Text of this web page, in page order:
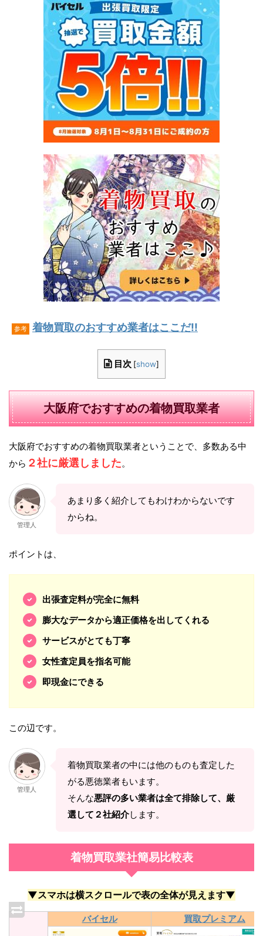
参考 着物買取のおすすめ業者はここだ!!
目次 [show]
大阪府でおすすめの着物買取業者
大阪府でおすすめの着物買取業者ということで、多数ある中
から ２社に厳選しました。
管理人
あまり多く紹介してもわけわからないです
からね。
ポイントは、
出張査定料が完全に無料
膨大なデータから適正価格を出してくれる
サービスがとても丁寧
女性査定員を指名可能
即現金にできる
この辺です。
管理人
着物買取業者の中には他のものも査定した
がる悪徳業者もいます。
そんな悪評の多い業者は全て排除して、厳
選して２社紹介します。
着物買取業社簡易比較表
▼スマホは横スクロールで表の全体が見えます▼
バイセル 買取プレミアム